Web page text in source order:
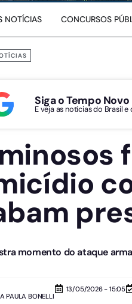
NOTÍCIAS CONCURSOS
Siga o Tempo
E veja as notícias do Brasil
momento do ataque
PAULA BONELLI
13/05/2026 - 15:05